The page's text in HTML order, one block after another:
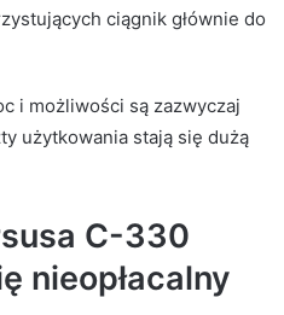
ciągnik głównie do
i możliwości są zazwyczaj
użytkowania stają się dużą
C-330
nieopłacalny